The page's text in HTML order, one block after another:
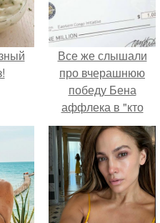
Все же слышали
про вчерашнюю
победу Бена
аффлека в "кто
хочет стать
миллионером?